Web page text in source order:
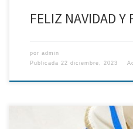
FELIZ NAVIDAD Y
por admin
Publicada 22 diciembre, 2023